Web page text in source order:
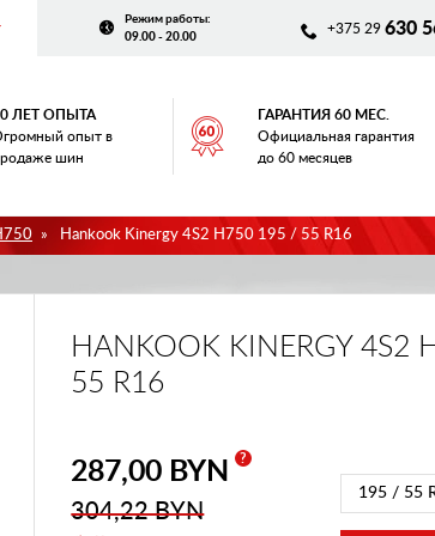
Режим работы:
09.00 - 20.00
+375 29 630
ЛЕТ ОПЫТА
опыт в
шин
ГАРАНТИЯ 60 МЕС.
Официальная гарантия
до 60 месяцев
Hankook Kinergy 4S2 H750 195 / 55 R16
HANKOOK KINERGY 4S2
55 R16
287,00 BYN ?
304,22 BYN
195 / 55